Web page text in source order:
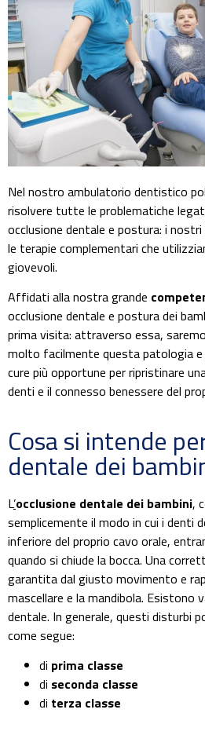
Nel nostro ambulatorio dentistico
risolvere tutte le problematiche
occlusione dentale e postura: i
le terapie complementari che
giovevoli.
Affidati alla nostra grande
occlusione dentale e postura dei
prima visita: attraverso essa,
molto facilmente questa patologia e
cure più opportune per ripristinare
denti e il connesso benessere del
Cosa si intende
dentale dei
L’occlusione dentale dei bambini,
semplicemente il modo in cui i denti
inferiore del proprio cavo orale,
quando si chiude la bocca. Una
garantita dal giusto movimento e
mascellare e la mandibola. Esistono
dentale. In generale, questi disturbi
come segue:
di prima classe
di seconda classe
di terza classe